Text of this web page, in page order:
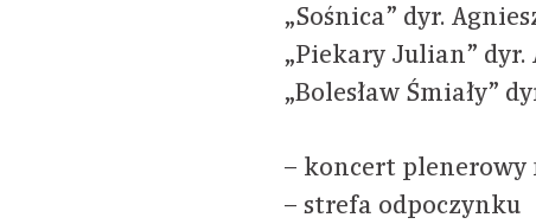
„Sośnica” dyr.
„Piekary Julian”
„Bolesław Śmiały”
– koncert
– strefa odpoczynku